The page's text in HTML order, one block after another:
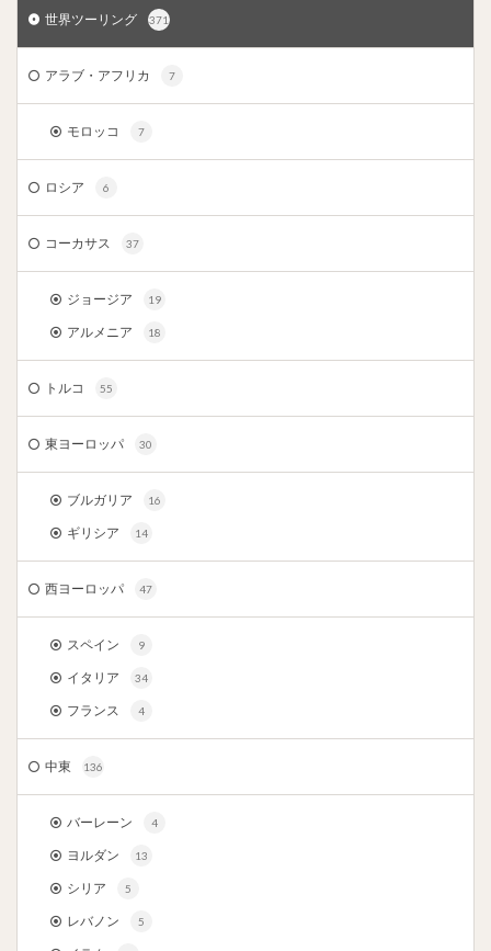
世界ツーリング 371
アラブ・アフリカ 7
モロッコ 7
ロシア 6
コーカサス 37
ジョージア 19
アルメニア 18
トルコ 55
東ヨーロッパ 30
ブルガリア 16
ギリシア 14
西ヨーロッパ 47
スペイン 9
イタリア 34
フランス 4
中東 136
バーレーン 4
ヨルダン 13
シリア 5
レバノン 5